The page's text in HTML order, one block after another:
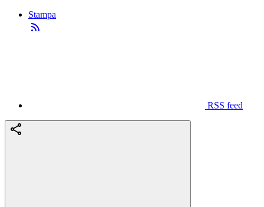
Stampa
RSS feed